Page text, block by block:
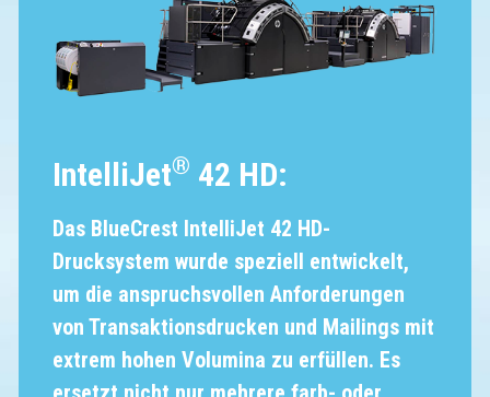
IntelliJet® 42 HD:
Das BlueCrest IntelliJet 42 HD-
Drucksystem wurde speziell entwickelt,
um die anspruchsvollen Anforderungen
von Transaktionsdrucken und Mailings mit
extrem hohen Volumina zu erfüllen. Es